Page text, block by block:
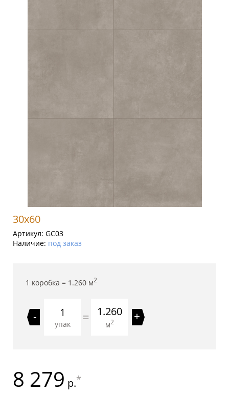
30x60
Артикул: GC03
Наличие: под заказ
1 коробка = 1.260 м2
-
упак = 1.260
м2 +
8 279 р.*